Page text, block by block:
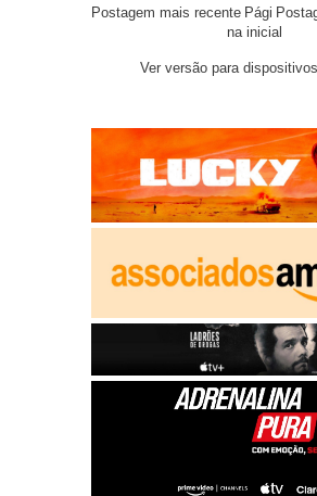
Postagem mais recente Pági
na inicial
Ver versão para